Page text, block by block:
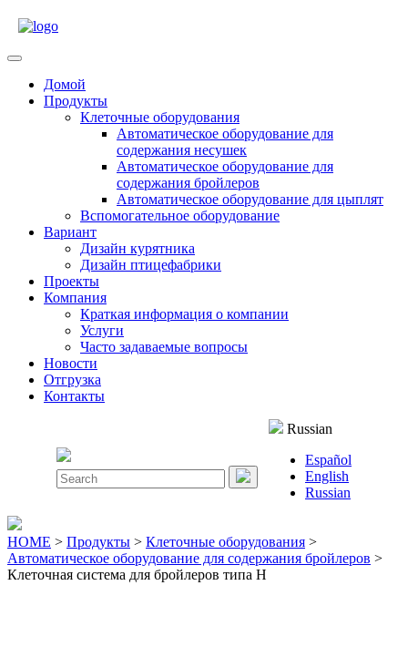
Open
Домой
Продукты
Клеточные оборудования
Автоматическое оборудование для
содержания несушек
Автоматическое оборудование для
содержания бройлеров
Автоматическое оборудование для цыплят
Вспомогательное оборудование
Вариант
Дизайн курятника
Дизайн птицефабрики
Проекты
Компания
Краткая информация о компании
Услуги
Часто задаваемые вопросы
Новости
Отгрузка
Контакты
Search
for:
Russian
Español
English
Russian
HOME > Продукты > Клеточные оборудования >
Автоматическое оборудование для содержания бройлеров >
Клеточная система для бройлеров типа H